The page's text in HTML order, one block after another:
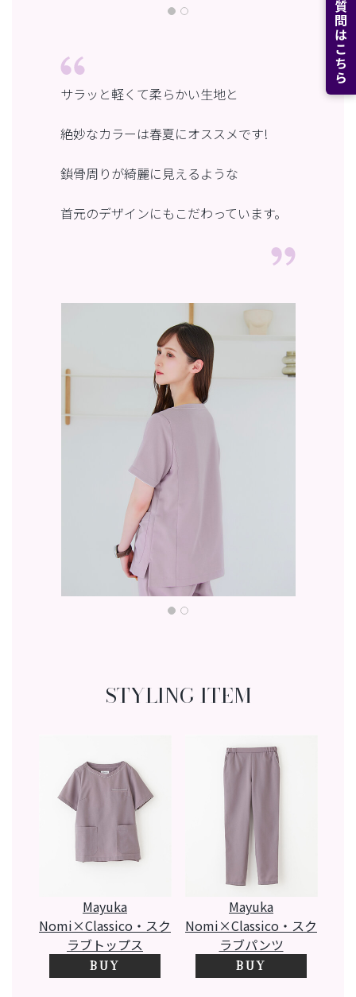
サラッと軽くて柔らかい生地と
絶妙なカラーは春夏にオススメです!
鎖骨周りが綺麗に見えるような
首元のデザインにもこだわっています。
STYLING ITEM
Mayuka
Nomi×classico・スク
ラブトップス
BUY
Mayuka
Nomi×classico・スク
ラブパンツ
BUY